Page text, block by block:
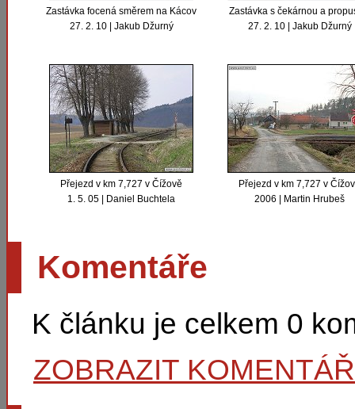
Zastávka focená směrem na Kácov
27. 2. 10 | Jakub Džurný
Zastávka s čekárnou a
27. 2. 10 | Jakub Džurný
Přejezd v km 7,727 v Čížově
1. 5. 05 | Daniel Buchtela
Přejezd v km 7,727 v
2006 | Martin Hrubeš
Komentáře
K článku je celkem 0
ZOBRAZIT